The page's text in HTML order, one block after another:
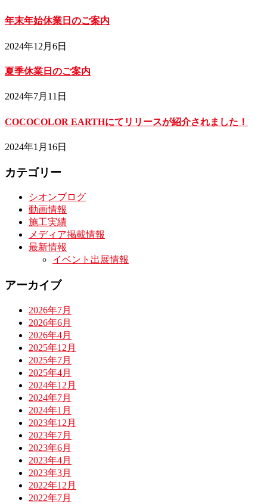
年末年始休業日のご案内
2024年12月6日
夏季休業日のご案内
2024年7月11日
COCOCOLOR EARTHにてリリースが紹介されました！
2024年1月16日
カテゴリー
シオンブログ
動画情報
施工実績
メディア掲載情報
最新情報
イベント出展情報
アーカイブ
2026年7月
2026年6月
2026年4月
2025年12月
2025年7月
2025年4月
2024年12月
2024年7月
2024年1月
2023年12月
2023年7月
2023年6月
2023年4月
2023年3月
2022年12月
2022年7月